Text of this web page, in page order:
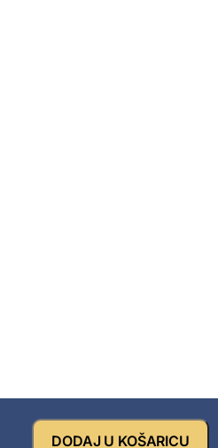
DODAJ U KOŠARICU